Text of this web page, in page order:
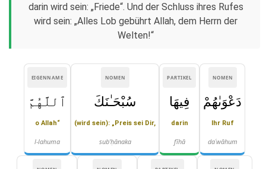
darin wird sein: „Friede“. Und der Schluss ihres Rufes
wird sein: „Alles Lob gebührt Allah, dem Herrn der
Welten!“
NOMEN
دَعْوَىٰهُمْ
Ihr Ruf
daʿwāhum
PARTIKEL
فِيهَا
darin
fīhā
NOMEN
سُبْحَـٰنَكَ
(wird sein): „Preis sei Dir,
sub'ḥānaka
EIGENNAME
ٱللَّهُمَّ
o Allah“
l-lahuma